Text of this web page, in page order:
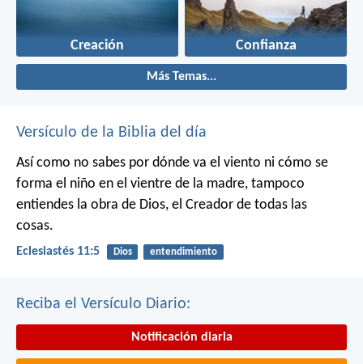
Creación Confianza
Más Temas...
Versículo de la Biblia del día
Así como no sabes por dónde va el viento ni cómo se
forma el niño en el vientre de la madre, tampoco
entiendes la obra de Dios, el Creador de todas las
cosas.
Eclesiastés 11:5 Dios entendimiento
Reciba el Versículo Diario:
Notificación diaria